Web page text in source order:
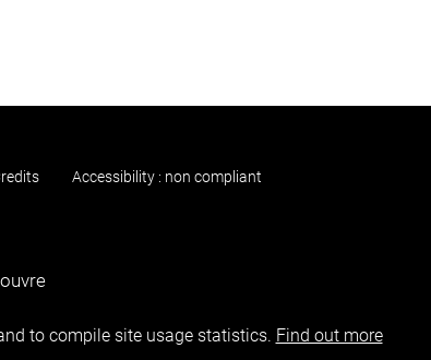
Accessibility : non compliant
to compile site usage statistics. Find out more